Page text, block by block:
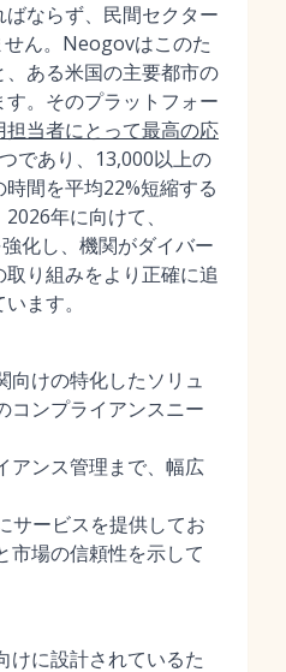
ならず、民間セクター
ん。Neogovはこのた
ある米国の主要都市の
。そのプラットフォー
担当者にとって最高の応
であり、13,000以上の
間を平均22%短縮する
年に向けて、
化し、機関がダイバー
り組みをより正確に追
ます。
向けの特化したソリュ
コンプライアンスニー
アンス管理まで、幅広
サービスを提供してお
市場の信頼性を示して
けに設計されているた